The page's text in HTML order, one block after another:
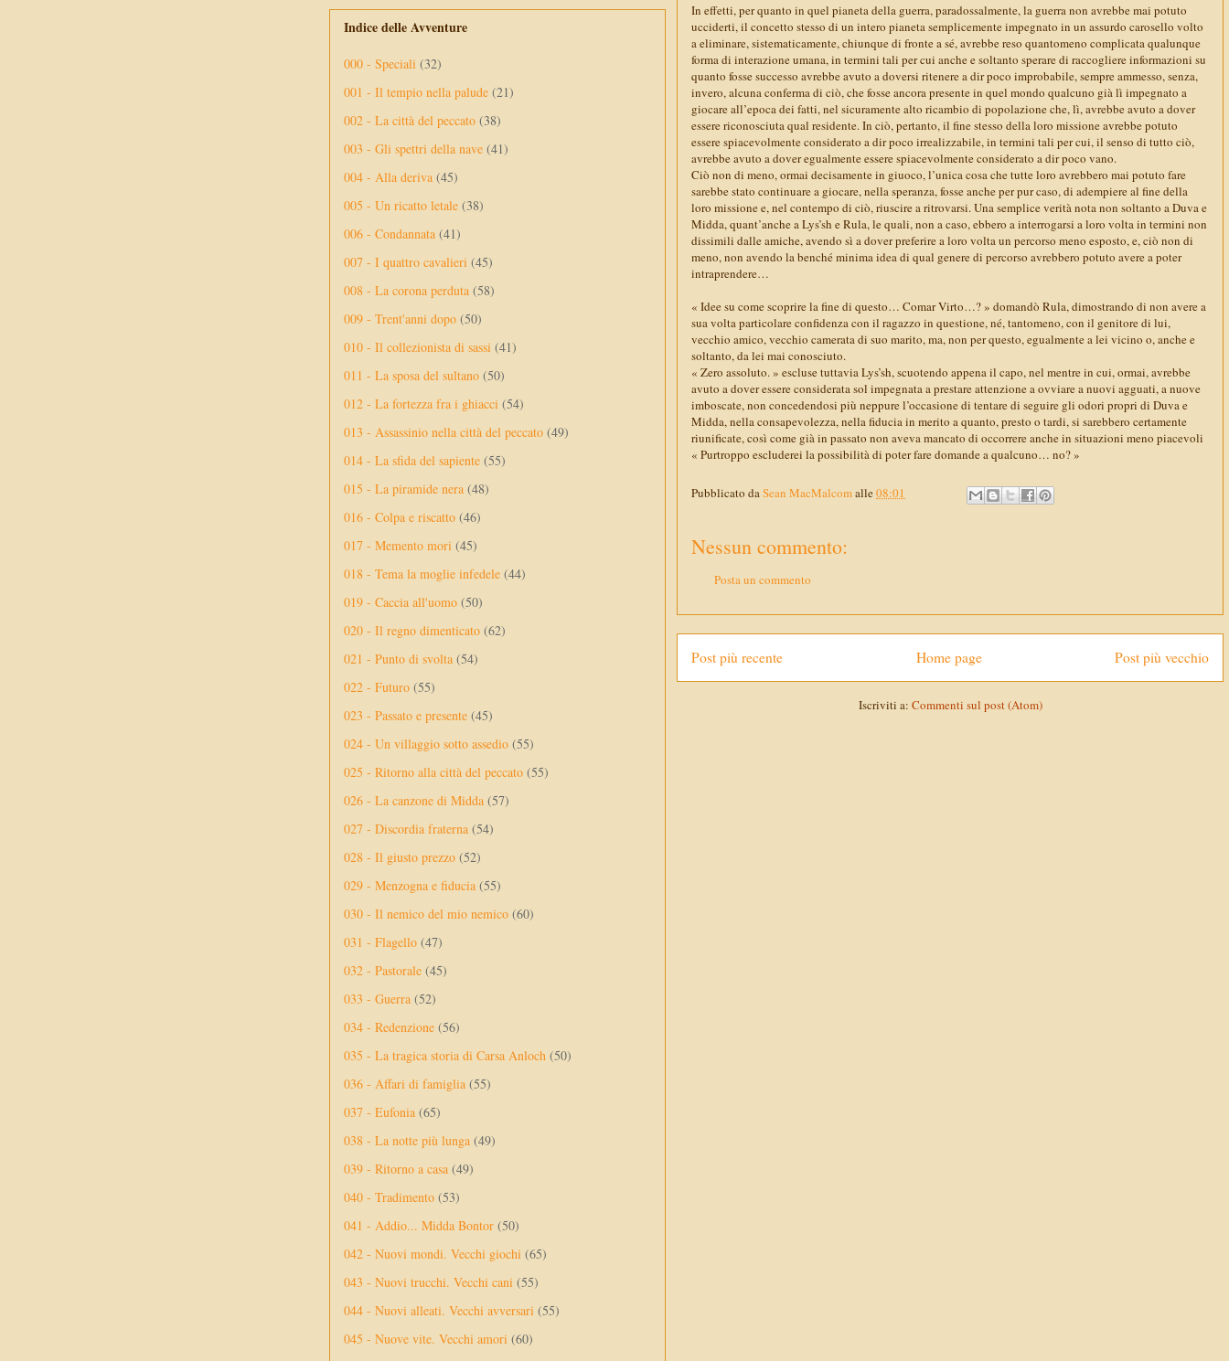
In effetti, per quanto in quel pianeta della guerra, paradossalmente, la guerra non avrebbe mai potuto
ucciderti, il concetto stesso di un intero pianeta semplicemente impegnato in un assurdo carosello volto
a eliminare, sistematicamente, chiunque di fronte a sé, avrebbe reso quantomeno complicata qualunque
forma di interazione umana, in termini tali per cui anche e soltanto sperare di raccogliere informazioni su
quanto fosse successo avrebbe avuto a doversi ritenere a dir poco improbabile, sempre ammesso, senza,
invero, alcuna conferma di ciò, che fosse ancora presente in quel mondo qualcuno già lì impegnato a
giocare all’epoca dei fatti, nel sicuramente alto ricambio di popolazione che, lì, avrebbe avuto a dover
essere riconosciuta qual residente. In ciò, pertanto, il fine stesso della loro missione avrebbe potuto
essere spiacevolmente considerato a dir poco irrealizzabile, in termini tali per cui, il senso di tutto ciò,
avrebbe avuto a dover egualmente essere spiacevolmente considerato a dir poco vano.
Ciò non di meno, ormai decisamente in giuoco, l’unica cosa che tutte loro avrebbero mai potuto fare
sarebbe stato continuare a giocare, nella speranza, fosse anche per pur caso, di adempiere al fine della
loro missione e, nel contempo di ciò, riuscire a ritrovarsi. Una semplice verità nota non soltanto a Duva e
Midda, quant’anche a Lys’sh e Rula, le quali, non a caso, ebbero a interrogarsi a loro volta in termini non
dissimili dalle amiche, avendo sì a dover preferire a loro volta un percorso meno esposto, e, ciò non di
meno, non avendo la benché minima idea di qual genere di percorso avrebbero potuto avere a poter
intraprendere…
« Idee su come scoprire la fine di questo… Comar Virto…? » domandò Rula, dimostrando di non avere a
sua volta particolare confidenza con il ragazzo in questione, né, tantomeno, con il genitore di lui,
vecchio amico, vecchio camerata di suo marito, ma, non per questo, egualmente a lei vicino o, anche e
soltanto, da lei mai conosciuto.
« Zero assoluto. » escluse tuttavia Lys’sh, scuotendo appena il capo, nel mentre in cui, ormai, avrebbe
avuto a dover essere considerata sol impegnata a prestare attenzione a ovviare a nuovi agguati, a nuove
imboscate, non concedendosi più neppure l’occasione di tentare di seguire gli odori propri di Duva e
Midda, nella consapevolezza, nella fiducia in merito a quanto, presto o tardi, si sarebbero certamente
riunificate, così come già in passato non aveva mancato di occorrere anche in situazioni meno piacevoli
« Purtroppo escluderei la possibilità di poter fare domande a qualcuno… no? »
Pubblicato daSean MacMalcomalle 08:01
Nessun commento:
Posta un commento
Post più recente Post più vecchio
Home page
Iscriviti a: Commenti sul post (Atom)
Indice delle Avventure
000 - Speciali (32)
001 - Il tempio nella palude (21)
002 - La città del peccato (38)
003 - Gli spettri della nave (41)
004 - Alla deriva (45)
005 - Un ricatto letale (38)
006 - Condannata (41)
007 - I quattro cavalieri (45)
008 - La corona perduta (58)
009 - Trent'anni dopo (50)
010 - Il collezionista di sassi (41)
011 - La sposa del sultano (50)
012 - La fortezza fra i ghiacci (54)
013 - Assassinio nella città del peccato (49)
014 - La sfida del sapiente (55)
015 - La piramide nera (48)
016 - Colpa e riscatto (46)
017 - Memento mori (45)
018 - Tema la moglie infedele (44)
019 - Caccia all'uomo (50)
020 - Il regno dimenticato (62)
021 - Punto di svolta (54)
022 - Futuro (55)
023 - Passato e presente (45)
024 - Un villaggio sotto assedio (55)
025 - Ritorno alla città del peccato (55)
026 - La canzone di Midda (57)
027 - Discordia fraterna (54)
028 - Il giusto prezzo (52)
029 - Menzogna e fiducia (55)
030 - Il nemico del mio nemico (60)
031 - Flagello (47)
032 - Pastorale (45)
033 - Guerra (52)
034 - Redenzione (56)
035 - La tragica storia di Carsa Anloch (50)
036 - Affari di famiglia (55)
037 - Eufonia (65)
038 - La notte più lunga (49)
039 - Ritorno a casa (49)
040 - Tradimento (53)
041 - Addio... Midda Bontor (50)
042 - Nuovi mondi. Vecchi giochi (65)
043 - Nuovi trucchi. Vecchi cani (55)
044 - Nuovi alleati. Vecchi avversari (55)
045 - Nuove vite. Vecchi amori (60)